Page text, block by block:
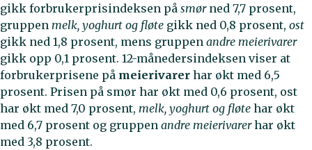
gikk forbrukerprisindeksen på smørned 7,7 prosent,
gruppen melk, yoghurt og fløte gikk ned 0,8 prosent, ost
gikk ned 1,8 prosent, mens gruppen andre meierivarer
gikk opp 0,1 prosent. 12-månedersindeksen viser at
forbrukerprisene på meierivarer har økt med 6,5
prosent. Prisen på smør har økt med 0,6 prosent, ost
har økt med 7,0 prosent, melk, yoghurt og fløte har økt
med 6,7 prosent og gruppen andre meierivarerhar økt
med 3,8 prosent.